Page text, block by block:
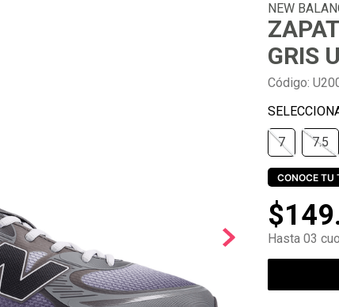
NEW
GRIS
Código:
7 7.5
CONOCE TU
$149
Hasta 03